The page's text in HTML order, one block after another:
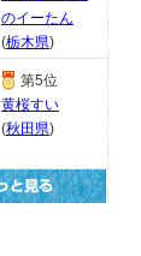
のイーたん
(栃木県)
第5位
黄桜すい
(秋田県)